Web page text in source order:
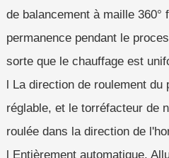
de balancement à maille
permanence pendant le
sorte que le chauffage est
l La direction de roulement
réglable, et le torréfacteur de
roulée dans la direction de
l Entièrement automatique.